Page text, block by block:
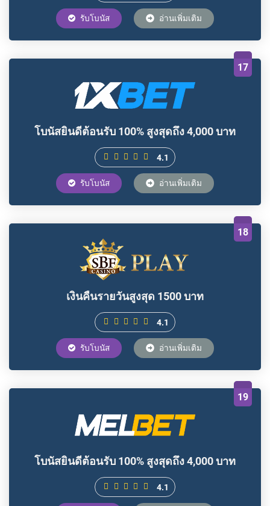
รับโบนัส อ่านเพิ่มเติม
17
โบนัสยินดีต้อนรับ 100% สูงสุดถึง 4,000 บาท
4.1
รับโบนัส อ่านเพิ่มเติม
18
เงินคืนรายวันสูงสุด 1500 บาท
4.1
รับโบนัส อ่านเพิ่มเติม
19
โบนัสยินดีต้อนรับ 100% สูงสุดถึง 4,000 บาท
4.1